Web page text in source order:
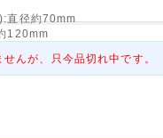
直径約70mm
120mm
んが、只今品切れ中です。